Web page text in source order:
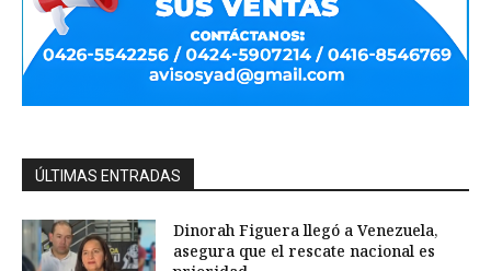
ÚLTIMAS ENTRADAS
Dinorah Figuera llegó a Venezuela,
asegura que el rescate nacional es